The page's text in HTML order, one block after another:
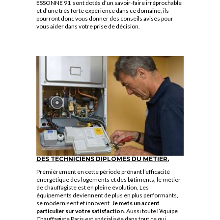
ESSONNE 91 sont dotés d’un savoir-faire irréprochable
et d’une très forte expérience dans ce domaine, ils
pourront donc vous donner des conseils avisés pour
vous aider dans votre prise de décision.
DES TECHNICIENS DIPLOMES DU METIER.
Premièrement en cette période prônant l’efficacité
énergétique des logements et des bâtiments, le métier
de chauffagiste est en pleine évolution. Les
équipements deviennent de plus en plus performants,
se modernisent et innovent. Je mets un accent
particulier sur votre satisfaction . Aussi toute l’équipe